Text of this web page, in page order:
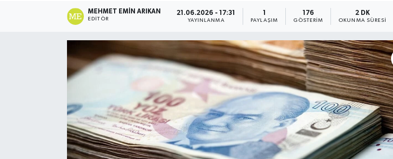
MEHMET EMIN ARIKAN
EDITÖR
21.06.2026 - 17:31
YAYINLANMA
1
PAYLAŞIM
176
GÖSTERIM
2 DK
OKUNMA SÜRESI